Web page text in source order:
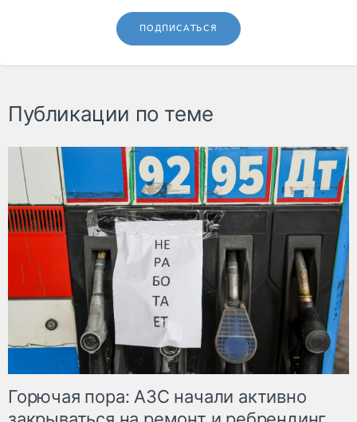
ПОДПИСАТЬСЯ
Публикации по теме
Горючая пора: АЗС начали активно